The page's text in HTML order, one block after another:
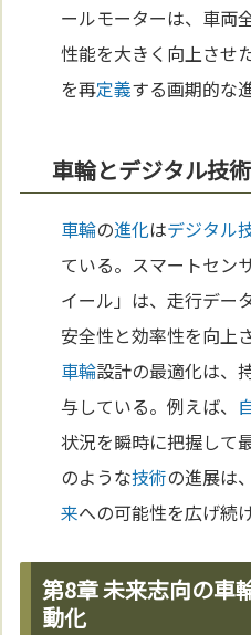
ールモーターは、車両
性能を大きく向上させ
を再定義する画期的な
車輪とデジタル技
車輪の進化はデジタル
ている。スマートセン
イール」は、走行デー
安全性と効率性を向上
車輪設計の最適化は、
与している。例えば、
状況を瞬時に把握して
のような技術の進展は、
来への可能性を広げ続
第8章 未来志向の車
動化